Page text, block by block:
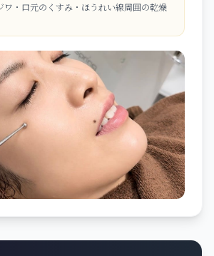
ワ・口元のくすみ・ほうれい線周囲の乾燥